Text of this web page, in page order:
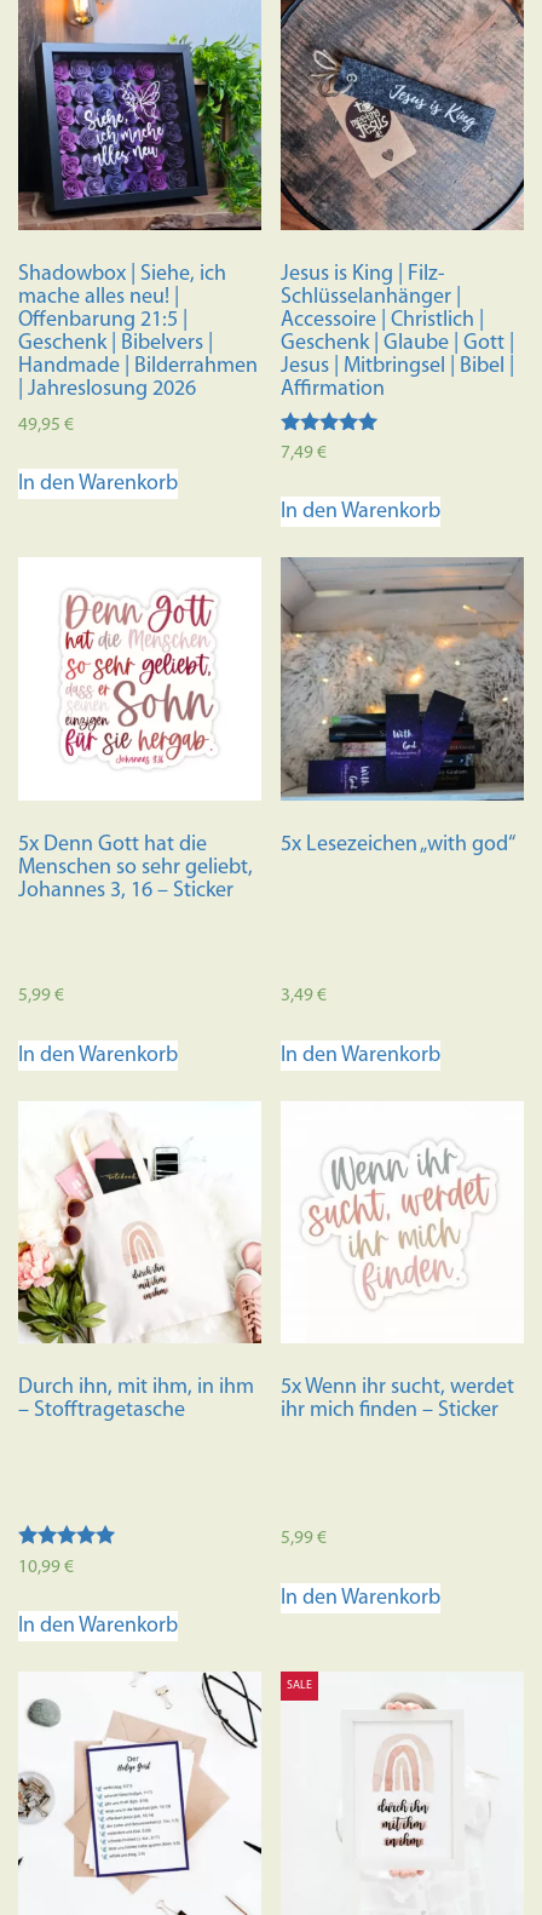
Shadowbox | Siehe, ich
mache alles neu! |
Offenbarung 21:5 |
Geschenk | Bibelvers |
Handmade | Bilderrahmen
| Jahreslosung 2026
49,95 €
In den Warenkorb
Jesus is King | Filz-
Schlüsselanhänger |
Accessoire | Christlich |
Geschenk | Glaube | Gott |
Jesus | Mitbringsel | Bibel |
Affirmation
Bewertet mit
7,49€
In den Warenkorb
5x Denn Gott hat die
Menschen so sehr geliebt,
Johannes 3, 16 – Sticker
5,99€
In den Warenkorb
5x Lesezeichen „with god“
3,49€
In den Warenkorb
Durch ihn, mit ihm, in ihm
– Stofftragetasche
Bewertet mit
5.00
10,99€
In den Warenkorb
5x Wenn ihr sucht, werdet
ihr mich finden – Sticker
5,99€
In den Warenkorb
SALE